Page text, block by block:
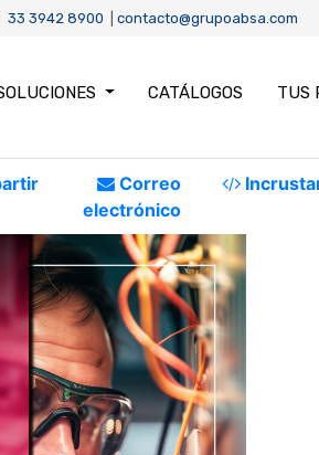
|33 3942 8900 |contacto@grupoabsa.com
CATÁLOGOS TUS